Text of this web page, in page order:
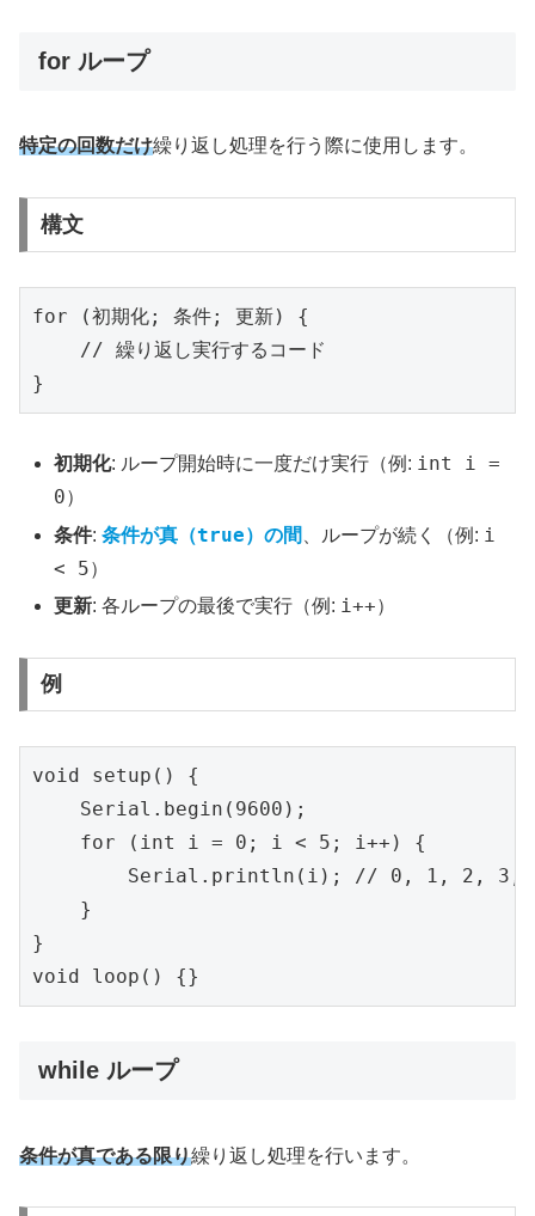
for ループ
特定の回数だけ繰り返し処理を行う際に使用します。
構文
for (初期化; 条件; 更新) {
    // 繰り返し実行するコード
}
初期化: ループ開始時に一度だけ実行（例: int i =
0）
条件:条件が真（true）の間 、ループが続く（例: i
< 5）
更新: 各ループの最後で実行（例: i++）
例
void setup() {
    Serial.begin(9600);
    for (int i = 0; i < 5; i++) {
Serial.println(i); // 0, 1, 2, 3,
    }
}
void loop() {}
while ループ
条件が真である限り繰り返し処理を行います。